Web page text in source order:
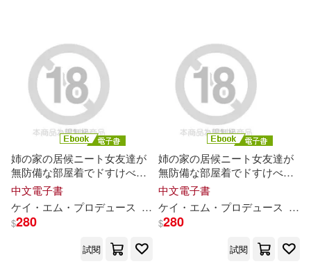
(美)海明威(73)
GLORY QUEST(73)
《親歷者》編輯部(73)
余光中(73) 初美沙希(73)
知信陽光(73)
上海文藝出版社(555)
上海科學技術文獻出版社(543)
聯經出版公司(539)
江蘇文藝出版社(537)
姉の家の居候ニート女友達が
無防備な部屋着でドすけべオ
ナニー誘惑!! Vol.03 (電子書)
中文電子書
ケイ・エム・プロデュース 尾崎えりか 流川莉央 美澄玲衣
$280
試閱
姉の家の居候ニート女友達が
無防備な部屋着でドすけべオ
ナニー誘惑!! Vol.02 (電子書)
中文電子書
ケイ・エム・プロデュース 尾
$280
試閱